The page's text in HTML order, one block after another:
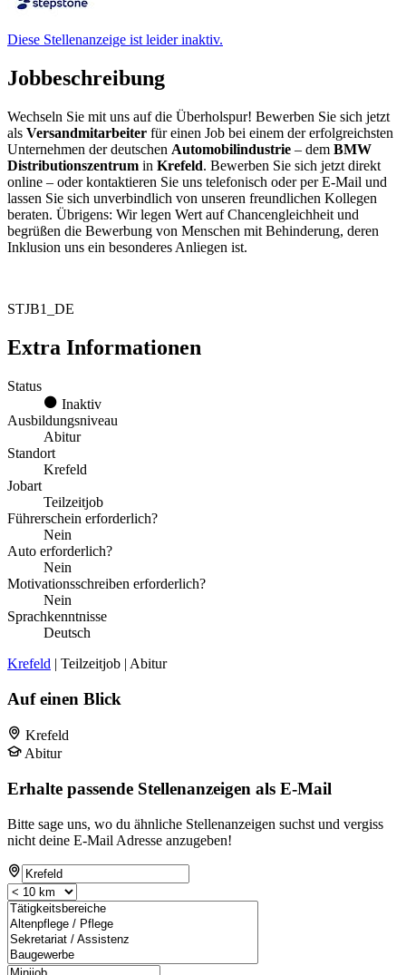
Diese Stellenanzeige ist leider inaktiv.
Jobbeschreibung
Wechseln Sie mit uns auf die Überholspur! Bewerben Sie sich jetzt
als Versandmitarbeiter für einen Job bei einem der erfolgreichsten
Unternehmen der deutschen Automobilindustrie – dem BMW
Distributionszentrum in Krefeld. Bewerben Sie sich jetzt direkt
online – oder kontaktieren Sie uns telefonisch oder per E-Mail und
lassen Sie sich unverbindlich von unseren freundlichen Kollegen
beraten. Übrigens: Wir legen Wert auf Chancengleichheit und
begrüßen die Bewerbung von Menschen mit Behinderung, deren
Inklusion uns ein besonderes Anliegen ist.
STJB1_DE
Extra Informationen
Status
Inaktiv
Ausbildungsniveau
Abitur
Standort
Krefeld
Jobart
Teilzeitjob
Führerschein erforderlich?
Nein
Auto erforderlich?
Nein
Motivationsschreiben erforderlich?
Nein
Sprachkenntnisse
Deutsch
Krefeld | Teilzeitjob | Abitur
Auf einen Blick
Krefeld
Abitur
Erhalte passende Stellenanzeigen als E-Mail
Bitte sage uns, wo du ähnliche Stellenanzeigen suchst und vergiss
nicht deine E-Mail Adresse anzugeben!